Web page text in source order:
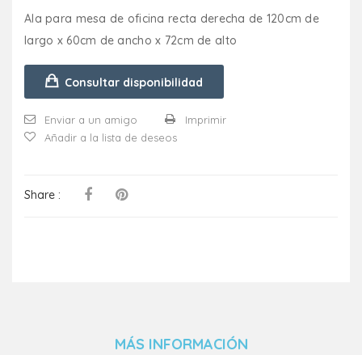
Ala para mesa de oficina recta derecha de 120cm de
largo x 60cm de ancho x 72cm de alto
Consultar disponibilidad
Enviar a un amigo
Imprimir
Añadir a la lista de deseos
Share :
MÁS INFORMACIÓN